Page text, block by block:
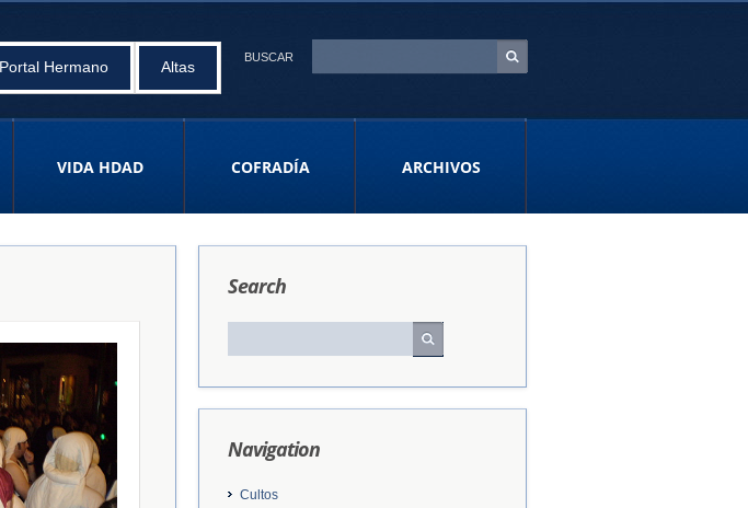
Portal Hermano Altas
BUSCAR
VIDA HDAD COFRADÍA ARCHIVOS
Search
Navigation
Cultos